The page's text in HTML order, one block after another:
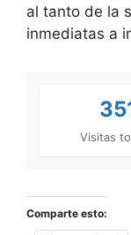
al tanto de la
inmediatas a
Visitas
Comparte esto: